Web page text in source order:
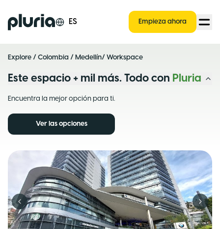
Logo Pluria ES Empieza ahora
Explore / Colombia / Medellín/ Workspace
Este espacio + mil más. Todo con Pluria
Encuentra la mejor opción para ti.
Ver las opciones
Previous slide Next